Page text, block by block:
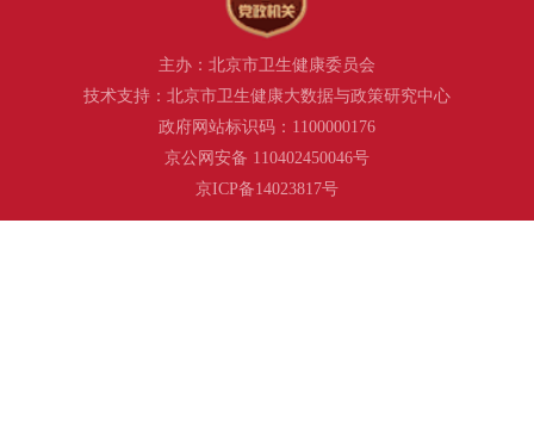
主办：北京市卫生健康委员会
技术支持：北京市卫生健康大数据与政策研究中心
政府网站标识码：1100000176
京公网安备 110402450046号
京ICP备14023817号